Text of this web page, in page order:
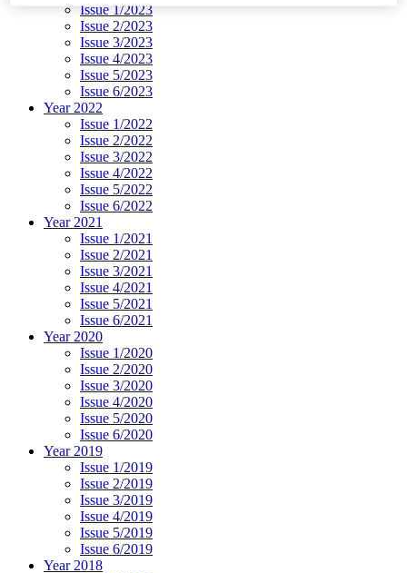
Issue 1/2023
Issue 2/2023
Issue 3/2023
Issue 4/2023
Issue 5/2023
Issue 6/2023
Year 2022
Issue 1/2022
Issue 2/2022
Issue 3/2022
Issue 4/2022
Issue 5/2022
Issue 6/2022
Year 2021
Issue 1/2021
Issue 2/2021
Issue 3/2021
Issue 4/2021
Issue 5/2021
Issue 6/2021
Year 2020
Issue 1/2020
Issue 2/2020
Issue 3/2020
Issue 4/2020
Issue 5/2020
Issue 6/2020
Year 2019
Issue 1/2019
Issue 2/2019
Issue 3/2019
Issue 4/2019
Issue 5/2019
Issue 6/2019
Year 2018